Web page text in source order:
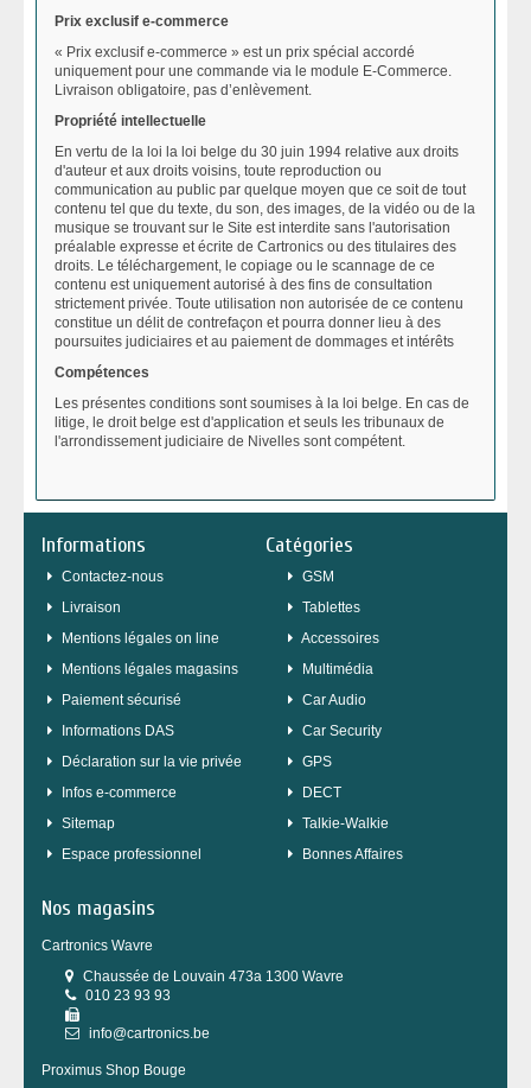
Prix exclusif e-commerce
« Prix exclusif e-commerce » est un prix spécial accordé
uniquement pour une commande via le module E-Commerce.
Livraison obligatoire, pas d’enlèvement.
Propriété intellectuelle
En vertu de la loi la loi belge du 30 juin 1994 relative aux droits
d'auteur et aux droits voisins, toute reproduction ou
communication au public par quelque moyen que ce soit de tout
contenu tel que du texte, du son, des images, de la vidéo ou de la
musique se trouvant sur le Site est interdite sans l'autorisation
préalable expresse et écrite de Cartronics ou des titulaires des
droits. Le téléchargement, le copiage ou le scannage de ce
contenu est uniquement autorisé à des fins de consultation
strictement privée. Toute utilisation non autorisée de ce contenu
constitue un délit de contrefaçon et pourra donner lieu à des
poursuites judiciaires et au paiement de dommages et intérêts
Compétences
Les présentes conditions sont soumises à la loi belge. En cas de
litige, le droit belge est d'application et seuls les tribunaux de
l'arrondissement judiciaire de Nivelles sont compétent.
Informations
Contactez-nous
Livraison
Mentions légales on line
Mentions légales magasins
Paiement sécurisé
Informations DAS
Déclaration sur la vie privée
Infos e-commerce
sitemap
Espace professionnel
Catégories
GSM
Tablettes
Accessoires
Multimédia
Car Audio
Car Security
GPS
DECT
Talkie-Walkie
Bonnes Affaires
Nos magasins
Cartronics Wavre
Chaussée de Louvain 473a 1300 Wavre
010 23 93 93
info@cartronics.be
Proximus Shop Bouge